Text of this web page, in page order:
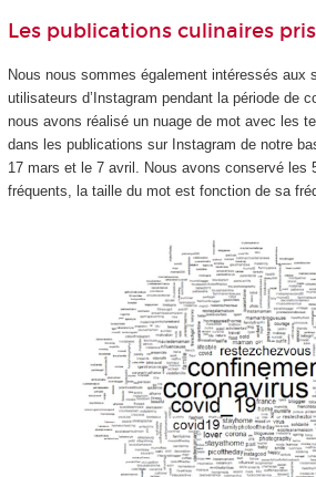
Les publications culinaires
Nous nous sommes également intéressés aux
utilisateurs d’Instagram pendant la période de
nous avons réalisé un nuage de mot avec les
dans les publications sur Instagram de notre
17 mars et le 7 avril. Nous avons conservé les
fréquents, la taille du mot est fonction de sa